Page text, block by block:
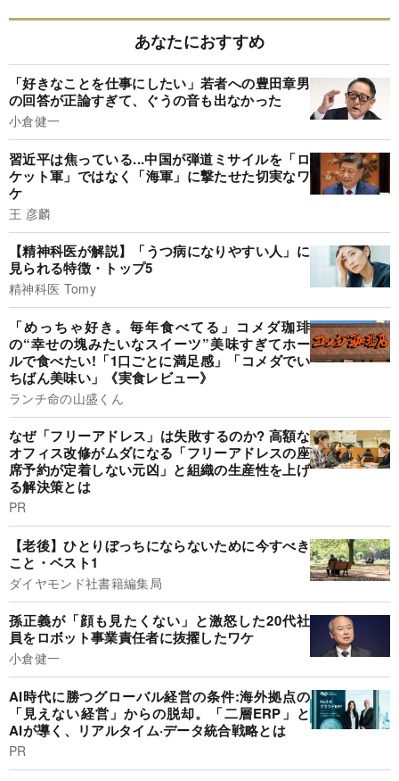
あなたにおすすめ
「好きなことを仕事にしたい」若者への豊田章男
の回答が正論すぎて、ぐうの音も出なかった
小倉健一
習近平は焦っている...中国が弾道ミサイルを「ロ
ケット軍」ではなく「海軍」に撃たせた切実なワ
ケ
王 彦麟
【精神科医が解説】「うつ病になりやすい人」に
見られる特徴・トップ5
精神科医 Tomy
「めっちゃ好き。毎年食べてる」コメダ珈琲
の“幸せの塊みたいなスイーツ”美味すぎてホー
ルで食べたい!「1口ごとに満足感」「コメダでい
ちばん美味い」《実食レビュー》
ランチ命の山盛くん
なぜ「フリーアドレス」は失敗するのか? 高額な
オフィス改修がムダになる「フリーアドレスの座
席予約が定着しない元凶」と組織の生産性を上げ
る解決策とは
PR
【老後】ひとりぼっちにならないために今すべき
こと・ベスト1
ダイヤモンド社書籍編集局
孫正義が「顔も見たくない」と激怒した20代社
員をロボット事業責任者に抜擢したワケ
小倉健一
AI時代に勝つグローバル経営の条件:海外拠点の
「見えない経営」からの脱却。「二層ERP」と
AIが導く、リアルタイム·データ統合戦略とは
PR